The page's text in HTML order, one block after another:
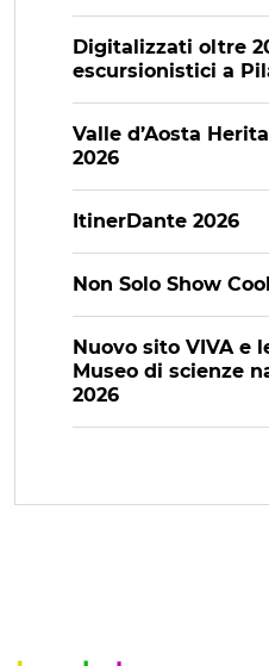
Digitalizzati oltre
escursionistici a
Valle d’Aosta
2026
ItinerDante 2026
Non Solo Show
Nuovo sito VIVA e
Museo di scienze
2026